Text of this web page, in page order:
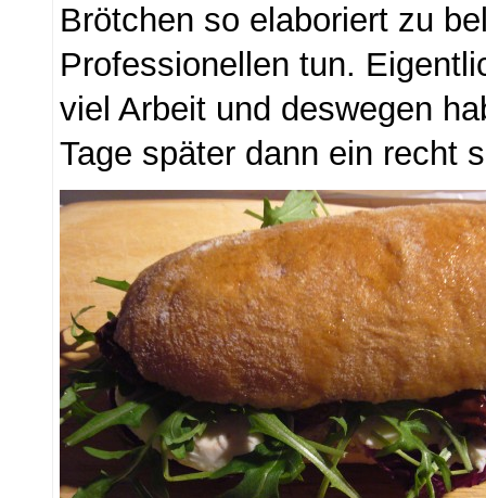
Brötchen so elaboriert zu
Professionellen tun.
viel Arbeit und deswegen
Tage später dann ein recht